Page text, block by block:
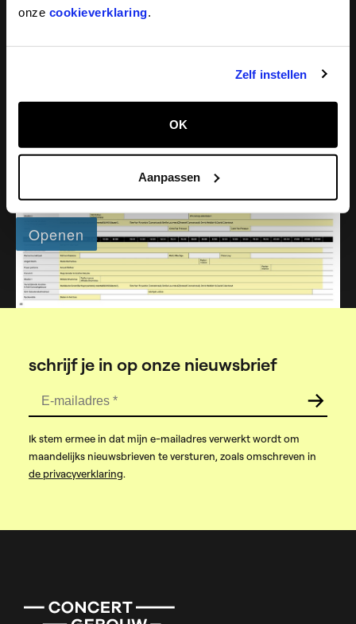
onze cookieverklaring.
Zelf instellen
OK
Aanpassen
schrijf je in op onze nieuwsbrief
E-mailadres *
Ik stem ermee in dat mijn e-mailadres verwerkt wordt om
maandelijks nieuwsbrieven te versturen, zoals omschreven in
de privacyverklaring.